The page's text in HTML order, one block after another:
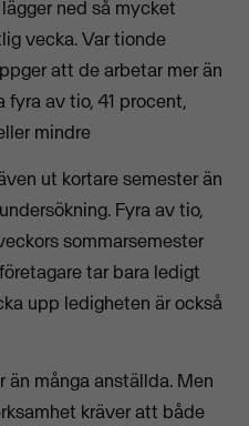
ned så mycket
vecka. Var tionde
att de arbetar mer än
av tio, 41 procent,
mindre
ut kortare semester än
Fyra av tio,
sommarsemester
tar bara ledigt
upp ledigheten är också
än många anställda. Men
kräver att både